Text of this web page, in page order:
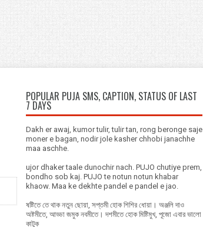
POPULAR PUJA SMS, CAPTION, STATUS OF LAST
7 DAYS
Dakh er awaj, kumor tulir, tulir tan, rong beronge saje
moner e bagan, nodir jole kasher chhobi janachhe
maa aschhe.
ujor dhaker taale dunochir nach. PUJO chutiye prem,
bondho sob kaj. PUJO te notun notun khabar
khaow. Maa ke dekhte pandel e pandel e jao.
ষষ্টিতে তে থাক নতুন ছোয়া, সপ্তমী হোক শিশির ধোয়া। অঞ্জলি দাও
অষ্টমীতে, আড্ডা জমুক নবমীতে। দশমীতে হোক মিষ্টিমুখ, পূজো এবার ভালো
কাটুক